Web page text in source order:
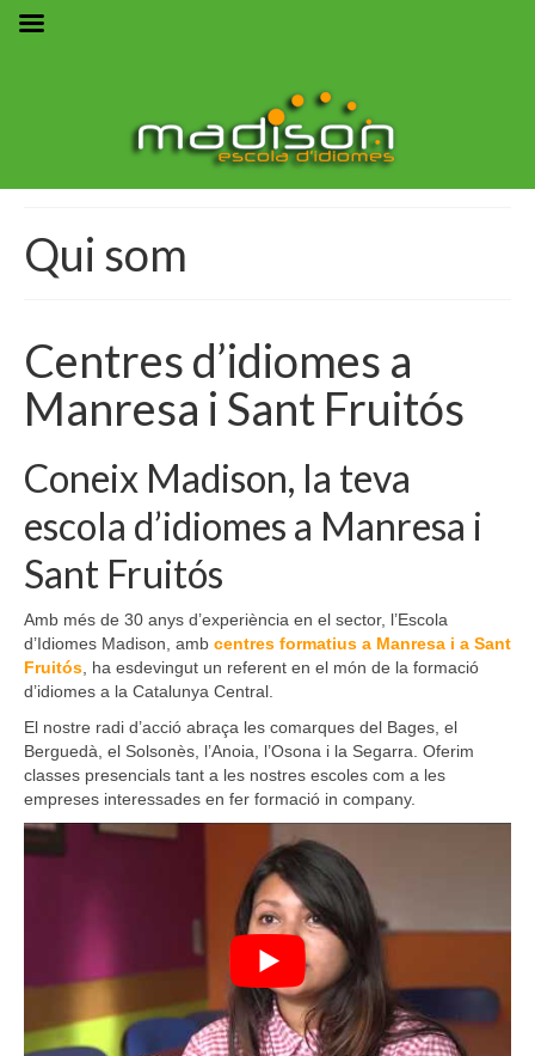
Qui som
Centres d’idiomes a
Manresa i Sant Fruitós
Coneix Madison, la teva
escola d’idiomes a Manresa i
Sant Fruitós
Amb més de 30 anys d’experiència en el sector, l’Escola
d’Idiomes Madison, amb centres formatius a Manresa i a Sant
Fruitós, ha esdevingut un referent en el món de la formació
d’idiomes a la Catalunya Central.
El nostre radi d’acció abraça les comarques del Bages, el
Berguedà, el Solsonès, l’Anoia, l’Osona i la Segarra. Oferim
classes presencials tant a les nostres escoles com a les
empreses interessades en fer formació in company.